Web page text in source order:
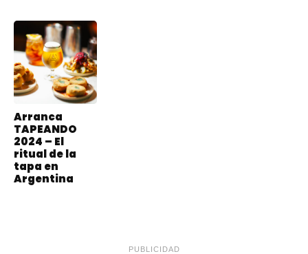
Arranca
TAPEANDO
2024 – El
ritual de la
tapa en
Argentina
PUBLICIDAD